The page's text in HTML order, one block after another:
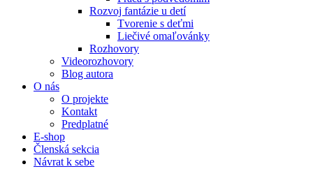
Rozvoj fantázie u detí
Tvorenie s deťmi
Liečivé omaľovánky
Rozhovory
Videorozhovory
Blog autora
O nás
O projekte
Kontakt
Predplatné
E-shop
Členská sekcia
Návrat k sebe